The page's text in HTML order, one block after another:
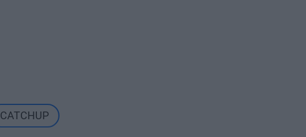
CATCHUP